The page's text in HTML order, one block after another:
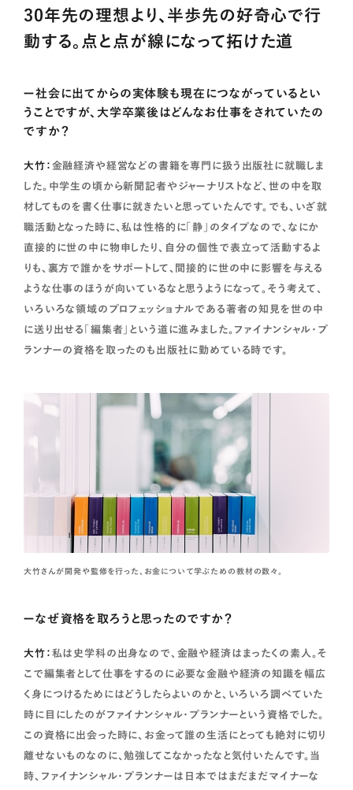
30年先の理想より、半歩先の好奇心で行
動する。点と点が線になって拓けた道
ー社会に出てからの実体験も現在につながっているとい
うことですが、大学卒業後はどんなお仕事をされていたの
ですか？
大竹： 金融経済や経営などの書籍を専門に扱う出版社に就職しま
した。中学生の頃から新聞記者やジャーナリストなど、世の中を取
材してものを書く仕事に就きたいと思っていたんです。でも、いざ就
職活動となった時に、私は性格的に「静」のタイプなので、なにか
直接的に世の中に物申したり、自分の個性で表立って活動するよ
りも、裏方で誰かをサポートして、間接的に世の中に影響を与える
ような仕事のほうが向いているなと思うようになって。そう考えて、
いろいろな領域のプロフェッショナルである著者の知見を世の中
に送り出せる「編集者」という道に進みました。ファイナンシャル・プ
ランナーの資格を取ったのも出版社に勤めている時です。
大竹さんが開発や監修を行った、お金について学ぶための教材の数々。
ーなぜ資格を取ろうと思ったのですか？
大竹： 私は史学科の出身なので、金融や経済はまったくの素人。そ
こで編集者として仕事をするのに必要な金融や経済の知識を幅広
く身につけるためにはどうしたらよいのかと、いろいろ調べていた
時に目にしたのがファイナンシャル・プランナーという資格でした。
この資格に出会った時に、お金って誰の生活にとっても絶対に切り
離せないものなのに、勉強してこなかったなと気付いたんです。当
時、ファイナンシャル・プランナーは日本ではまだまだマイナーな